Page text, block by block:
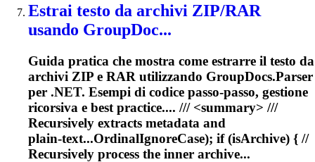
Estrai testo da archivi ZIP/RAR
usando GroupDoc...
Guida pratica che mostra come estrarre il testo da
archivi ZIP e RAR utilizzando GroupDocs.Parser
per .NET. Esempi di codice passo‑passo, gestione
ricorsiva e best practice.... /// <summary> ///
Recursively extracts metadata and
plain‑text...OrdinalIgnoreCase); if (isArchive) { //
Recursively process the inner archive...